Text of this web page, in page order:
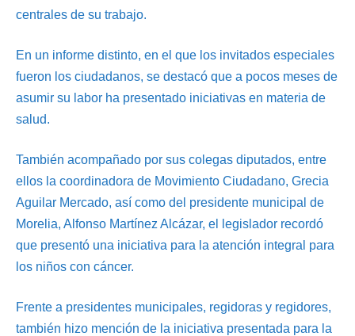
centrales de su trabajo.
En un informe distinto, en el que los invitados especiales
fueron los ciudadanos, se destacó que a pocos meses de
asumir su labor ha presentado iniciativas en materia de
salud.
También acompañado por sus colegas diputados, entre
ellos la coordinadora de Movimiento Ciudadano, Grecia
Aguilar Mercado, así como del presidente municipal de
Morelia, Alfonso Martínez Alcázar, el legislador recordó
que presentó una iniciativa para la atención integral para
los niños con cáncer.
Frente a presidentes municipales, regidoras y regidores,
también hizo mención de la iniciativa presentada para la